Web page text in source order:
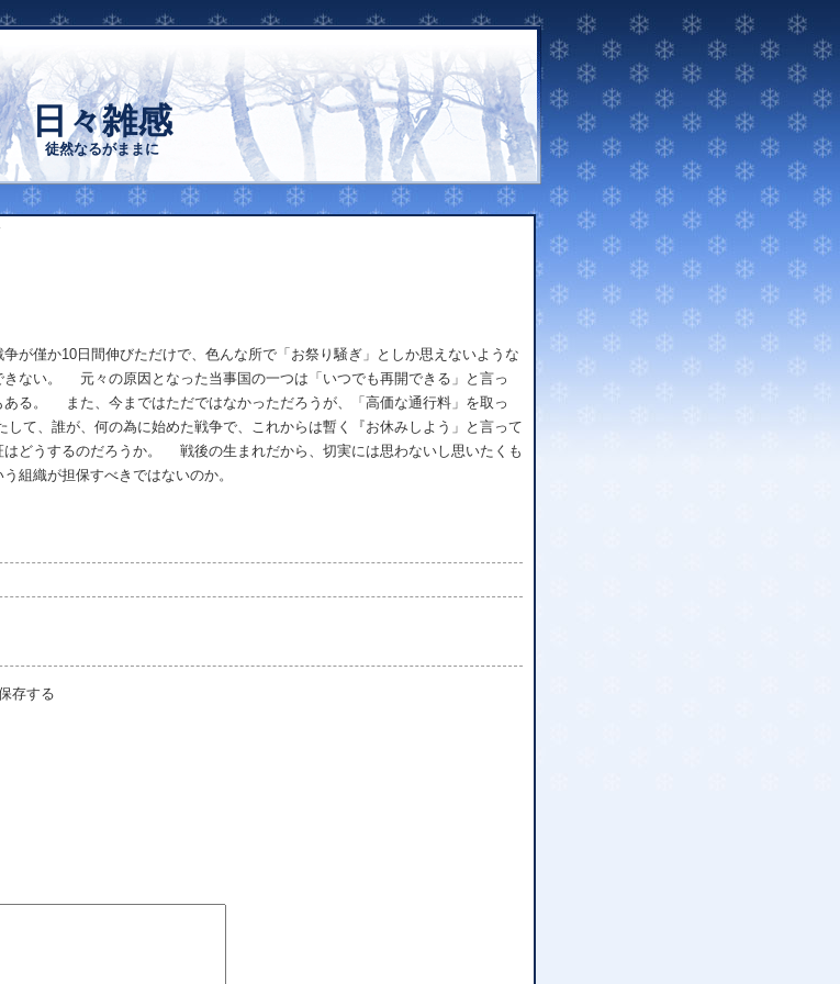
日々雑感
徒然なるがままに
が僅か10日間伸びただけで、色んな所で「お祭り騒ぎ」としか思えないような
ない。 元々の原因となった当事国の一つは「いつでも再開できる」と言っ
る。 また、今まではただではなかっただろうが、「高価な通行料」を取っ
て、誰が、何の為に始めた戦争で、これからは暫く『お休みしよう」と言って
どうするのだろうか。 戦後の生まれだから、切実には思わないし思いたくも
組織が担保すべきではないのか。
存する